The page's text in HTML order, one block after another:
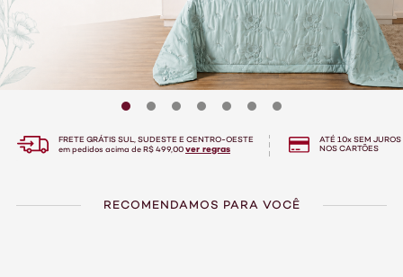
FRETE GRÁTIS SUL, SUDESTE E CENTRO-OESTE
em pedidos acima de R$ 499,00 ver regras
ATÉ 10x SEM JUROS
NOS CARTÕES
RECOMENDAMOS PARA VOCÊ